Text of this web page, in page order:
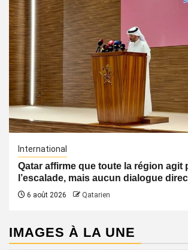
International
Qatar affirme que toute la région agit
l’escalade, mais aucun dialogue
6 août 2026 Qatarien
IMAGES À LA UNE